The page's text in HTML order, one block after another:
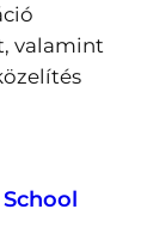
valamint